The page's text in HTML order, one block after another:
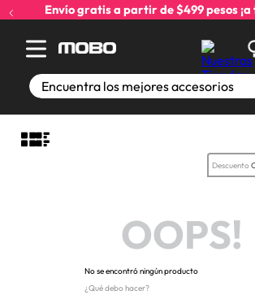
Envío gratis a partir de $499 pesos ¡a
Encuentra los mejores accesorios
Descuento
OOPS!
No se encontró ningún producto
¿Qué debo hacer?